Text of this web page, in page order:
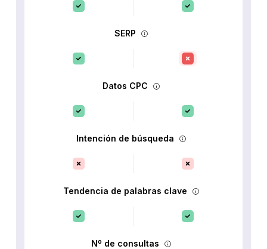
SERP
Datos CPC
Intención de búsqueda
Tendencia de palabras clave
Nº de consultas